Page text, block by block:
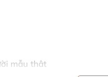
mẫu thật